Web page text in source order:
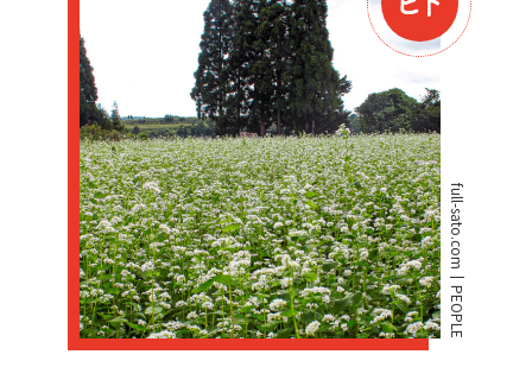
full-sato.com
PEOPLE